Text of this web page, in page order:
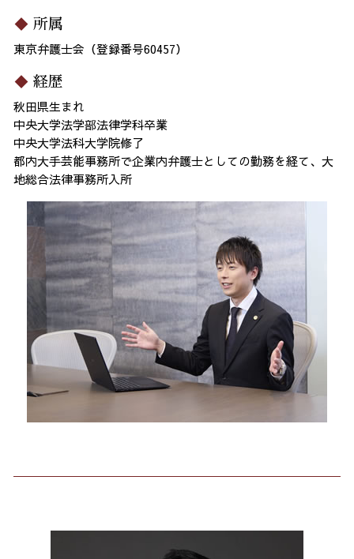
所属
東京弁護士会（登録番号60457）
経歴
秋田県生まれ
中央大学法学部法律学科卒業
中央大学法科大学院修了
都内大手芸能事務所で企業内弁護士としての勤務を経て、大
地総合法律事務所入所